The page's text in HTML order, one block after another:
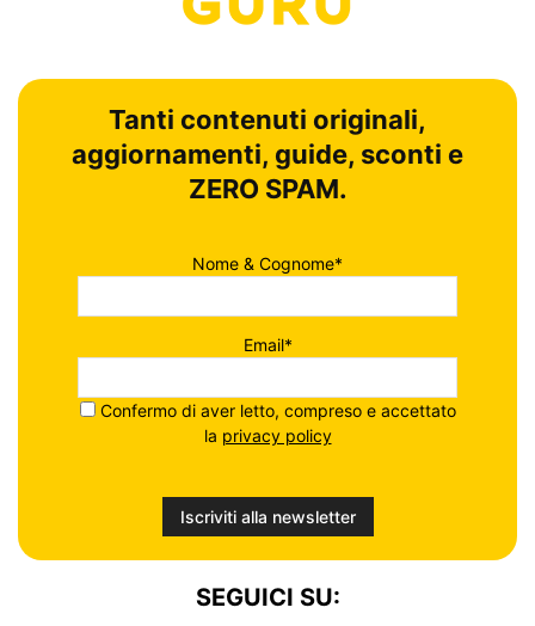
Tanti contenuti originali,
aggiornamenti, guide, sconti e
ZERO SPAM.
Nome & Cognome*
Email*
Confermo di aver letto, compreso e accettato
la privacy policy
SEGUICI SU: